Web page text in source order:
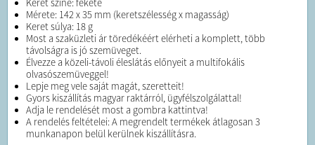
Keret színe: fekete
Mérete: 142 x 35 mm (keretszélesség x magasság)
Keret súlya: 18 g
Most a szaküzleti ár töredékéért elérheti a komplett, több
távolságra is jó szemüveget.
Élvezze a közeli-távoli éleslátás előnyeit a multifokális
olvasószemüveggel!
Lepje meg vele saját magát, szeretteit!
Gyors kiszállítás magyar raktárról, ügyfélszolgálattal!
Adja le rendelését most a gombra kattintva!
A rendelés feltételei: A megrendelt termékek átlagosan 3
munkanapon belül kerülnek kiszállításra.